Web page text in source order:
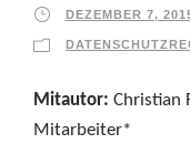
DEZEMBER 7,
Mitautor: Christian
Mitarbeiter*